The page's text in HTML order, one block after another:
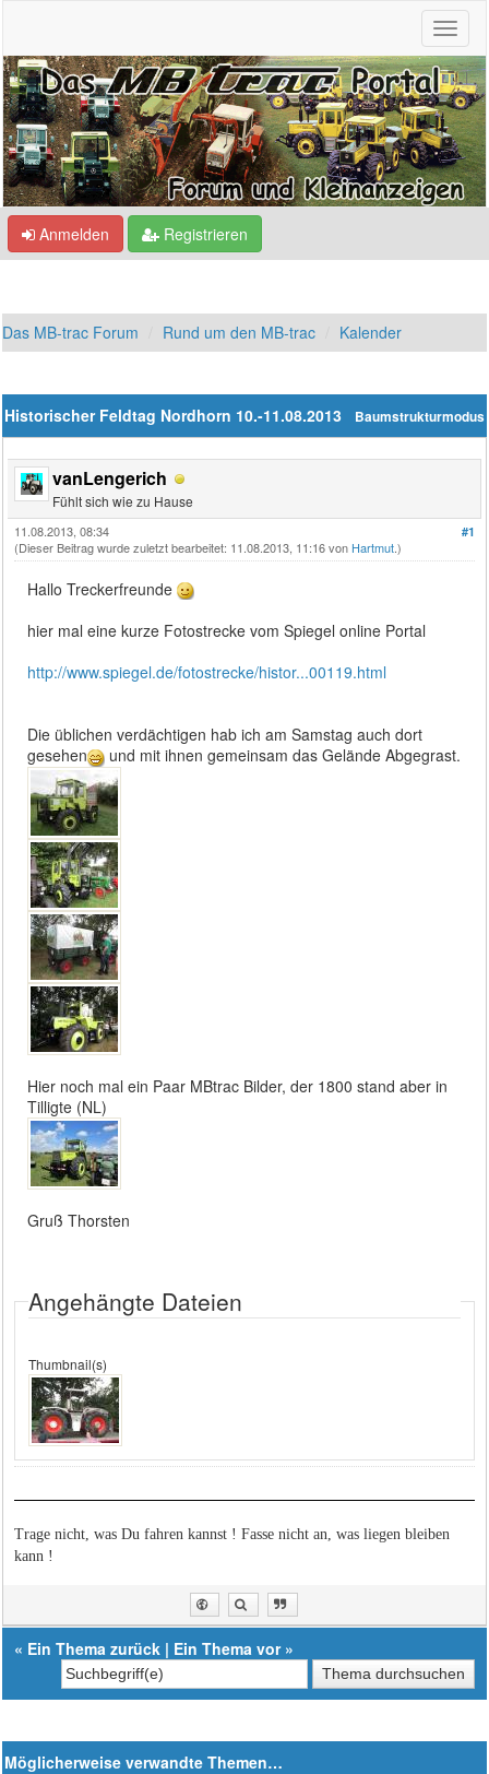
Anmelden Registrieren
Das MB-trac Forum Rund um den MB-trac Kalender
Baumstrukturmodus
Historischer Feldtag Nordhorn 10.-11.08.2013
vanLengerich
Fühlt sich wie zu Hause
#1
11.08.2013, 08:34
(Dieser Beitrag wurde zuletzt bearbeitet: 11.08.2013, 11:16 von Hartmut.)
Hallo Treckerfreunde
hier mal eine kurze Fotostrecke vom Spiegel online Portal
http://www.spiegel.de/fotostrecke/histor...00119.html
Die üblichen verdächtigen hab ich am Samstag auch dort
gesehen
und mit ihnen gemeinsam das Gelände Abgegrast.
Hier noch mal ein Paar MBtrac Bilder, der 1800 stand aber in
Tilligte (NL)
Gruß Thorsten
Angehängte Dateien
Thumbnail(s)
Trage nicht, was Du fahren kannst ! Fasse nicht an, was liegen bleiben
kann !
« Ein Thema zurück | Ein Thema vor»
Möglicherweise verwandte Themen…